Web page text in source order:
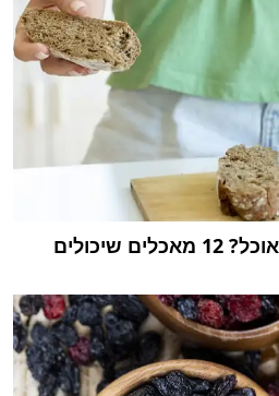
הבטן מתנפחת אחרי האוכל? 12 מאכלים שיכולים